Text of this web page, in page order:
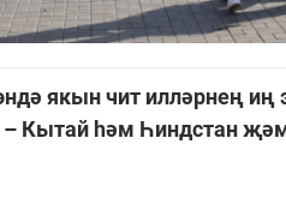
якын чит илләрнең
Кытай һәм Һиндстан